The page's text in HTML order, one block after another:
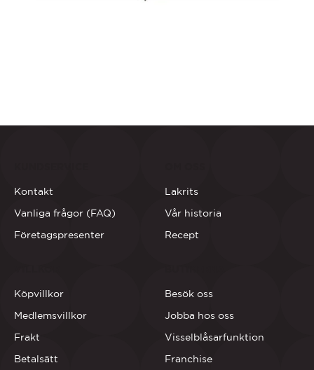
Kontakt
Vanliga frågor (FAQ)
Företagspresenter
Lakrits
Vår historia
Recept
Besök oss
Jobba hos oss
Visselblåsarfunktion
Franchise
Köpvillkor
Medlemsvillkor
Frakt
Betalsätt